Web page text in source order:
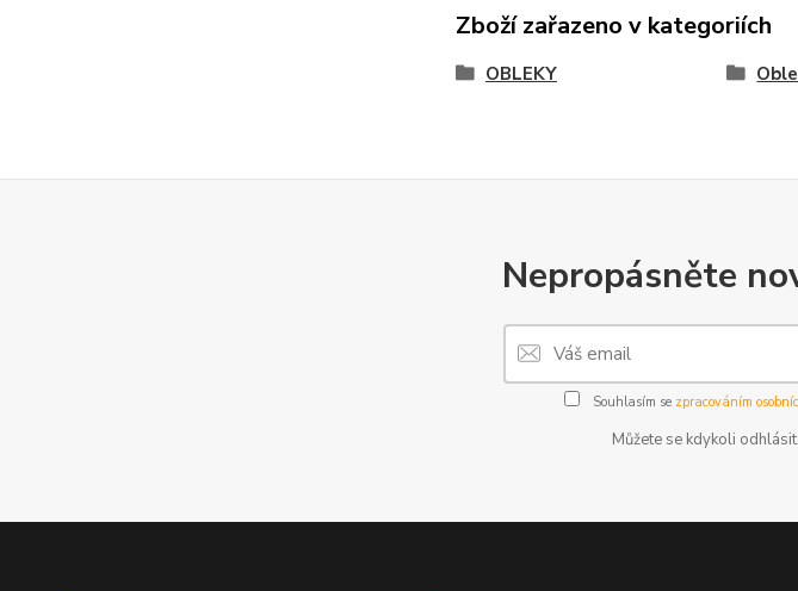
Zboží zařazeno v kategoriích
OBLEKY
Nepropásněte
Souhlasím se zpracováním
Můžete se kdykoli